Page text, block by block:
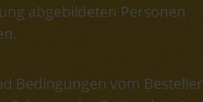
abgebildeten Personen
Bedingungen vom Besteller